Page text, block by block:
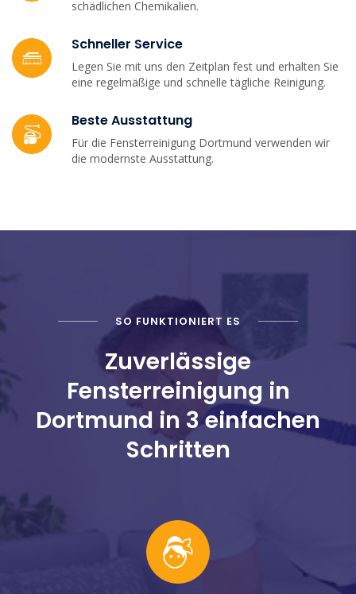
schädlichen Chemikalien.
Schneller Service
Legen Sie mit uns den Zeitplan fest und erhalten Sie
eine regelmäßige und schnelle tägliche Reinigung.
Beste Ausstattung
Für die Fensterreinigung Dortmund verwenden wir
die modernste Ausstattung.
SO FUNKTIONIERT ES
Zuverlässige
Fensterreinigung in
Dortmund in 3 einfachen
Schritten